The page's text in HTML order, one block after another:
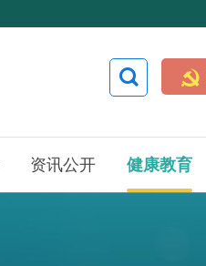


资讯公开 健康教育